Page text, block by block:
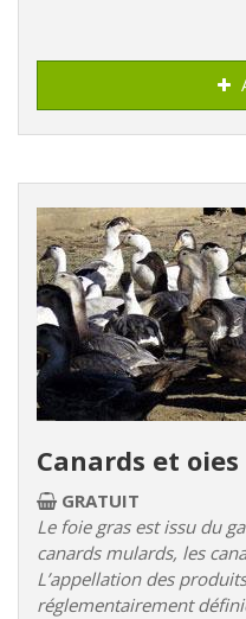
Canards et
GRATUIT
Le foie gras est issu du
canards mulards, les
L’appellation des
réglementairement